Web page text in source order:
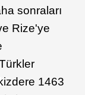
sonraları
Rize'ye
1463